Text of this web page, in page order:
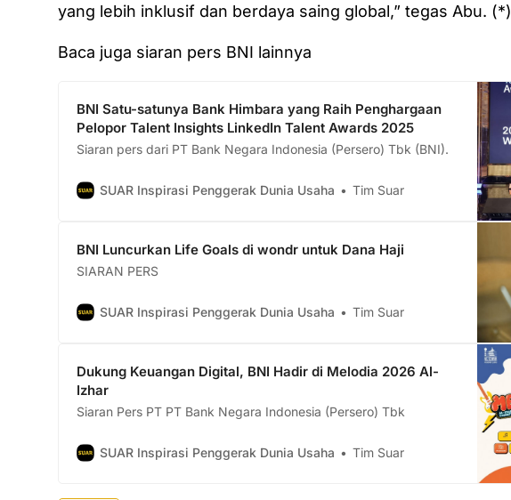
yang lebih inklusif dan berdaya saing global,” tegas Abu. (*)
Baca juga siaran pers BNI lainnya
BNI Satu-satunya Bank Himbara yang Raih Penghargaan
Pelopor Talent Insights LinkedIn Talent Awards 2025
Siaran pers dari PT Bank Negara Indonesia (Persero) Tbk (BNI).
SUAR Inspirasi Penggerak Dunia Usaha Tim Suar
BNI Luncurkan Life Goals di wondr untuk Dana Haji
SIARAN PERS
SUAR Inspirasi Penggerak Dunia Usaha Tim Suar
Dukung Keuangan Digital, BNI Hadir di Melodia 2026 Al-
Izhar
Siaran Pers PT PT Bank Negara Indonesia (Persero) Tbk
SUAR Inspirasi Penggerak Dunia Usaha Tim Suar